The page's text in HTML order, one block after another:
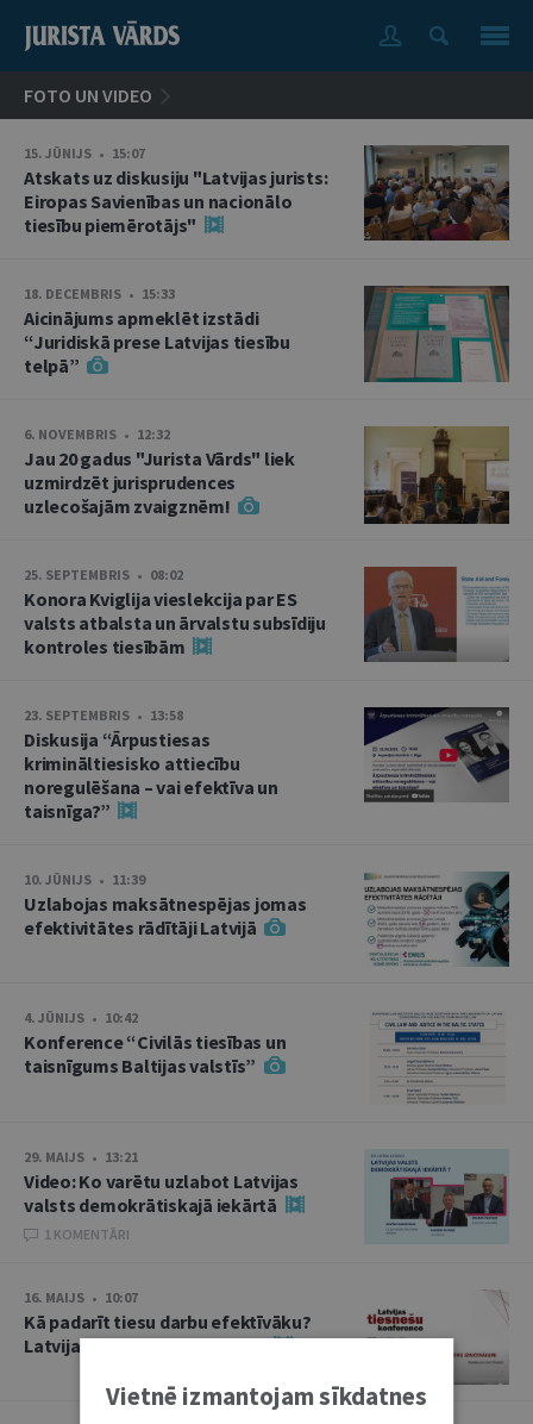
FOTO UN VIDEO
15. JŪNIJS • 15:07
Atskats uz diskusiju "Latvijas jurists:
Eiropas Savienības un nacionālo
tiesību piemērotājs"
18. DECEMBRIS • 15:33
Aicinājums apmeklēt izstādi
“Juridiskā prese Latvijas tiesību
telpā”
6. NOVEMBRIS • 12:32
Jau 20 gadus "Jurista Vārds" liek
uzmirdzēt jurisprudences
uzlecošajām zvaigznēm!
25. SEPTEMBRIS • 08:02
Konora Kviglija vieslekcija par ES
valsts atbalsta un ārvalstu subsīdiju
kontroles tiesībām
23. SEPTEMBRIS • 13:58
Diskusija “Ārpustiesas
krimināltiesisko attiecību
noregulēšana – vai efektīva un
taisnīga?”
10. JŪNIJS • 11:39
Uzlabojas maksātnespējas jomas
efektivitātes rādītāji Latvijā
4. JŪNIJS • 10:42
Konference “Civilās tiesības un
taisnīgums Baltijas valstīs”
29. MAIJS • 13:21
Video: Ko varētu uzlabot Latvijas
valsts demokrātiskajā iekārtā
1 KOMENTĀRI
16. MAIJS • 10:07
Kā padarīt tiesu darbu efektīvāku?
Latvijas tiesnešu konference
Vietnē izmantojam sīkdatnes